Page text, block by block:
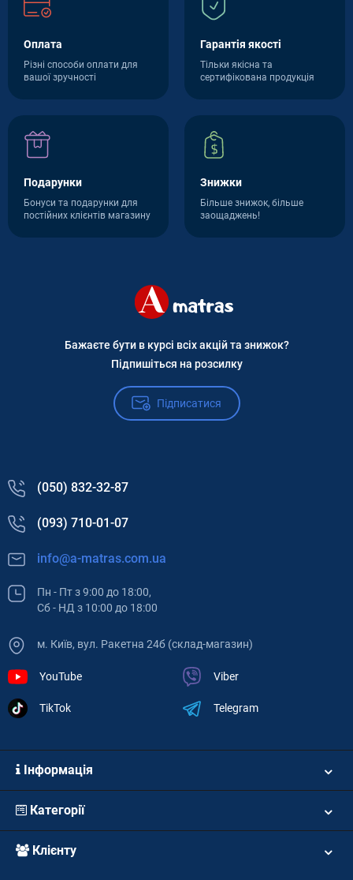
Оплата
Різні способи оплати для
вашої зручності
Гарантія якості
Тільки якісна та
сертифікована продукція
Подарунки
Бонуси та подарунки для
постійних клієнтів магазину
Знижки
Більше знижок, більше
заощаджень!
Бажаєте бути в курсі всіх акцій та знижок?
Підпишіться на розсилку
Підписатися
(050) 832-32-87
(093) 710-01-07
info@a-matras.com.ua
Пн - Пт з 9:00 до 18:00,
Сб - НД з 10:00 до 18:00
м. Київ, вул. Ракетна 24б (склад-магазин)
YouTube
TikTok
Viber
Telegram
Інформація
Категорії
Клієнту